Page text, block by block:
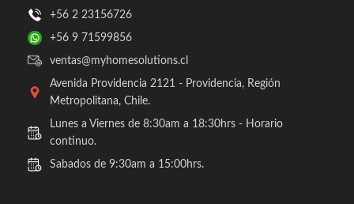
+56 2 23156726
+56 9 71599856
ventas@myhomesolutions.cl
Avenida Providencia 2121 - Providencia, Región
Metropolitana, Chile.
Lunes a Viernes de 8:30am a 18:30hrs - Horario
continuo.
Sabados de 9:30am a 15:00hrs.